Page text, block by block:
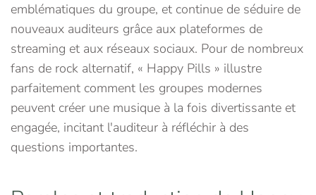
emblématiques du groupe, et continue de séduire de
nouveaux auditeurs grâce aux plateformes de
streaming et aux réseaux sociaux. Pour de nombreux
fans de rock alternatif, « Happy Pills » illustre
parfaitement comment les groupes modernes
peuvent créer une musique à la fois divertissante et
engagée, incitant l'auditeur à réfléchir à des
questions importantes.